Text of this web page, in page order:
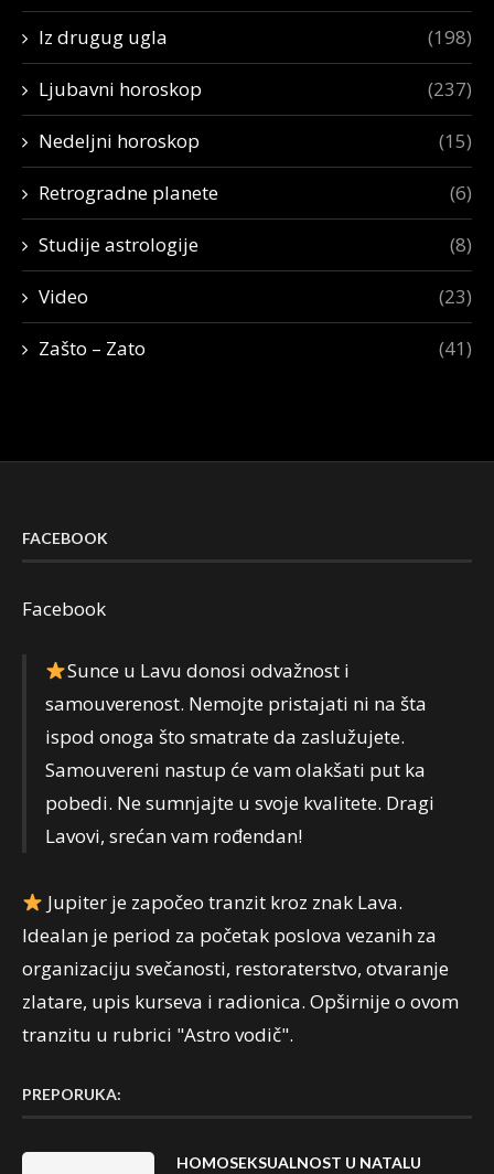
Iz drugug ugla (198)
Ljubavni horoskop (237)
Nedeljni horoskop (15)
Retrogradne planete (6)
Studije astrologije (8)
Video (23)
Zašto – Zato (41)
FACEBOOK
Facebook
Sunce u Lavu donosi odvažnost i
samouverenost. Nemojte pristajati ni na šta
ispod onoga što smatrate da zaslužujete.
Samouvereni nastup će vam olakšati put ka
pobedi. Ne sumnjajte u svoje kvalitete. Dragi
Lavovi, srećan vam rođendan!
Jupiter je započeo tranzit kroz znak Lava.
Idealan je period za početak poslova vezanih za
organizaciju svečanosti, restoraterstvo, otvaranje
zlatare, upis kurseva i radionica. Opširnije o ovom
tranzitu u rubrici "Astro vodič".
PREPORUKA:
HOMOSEKSUALNOST U NATALU